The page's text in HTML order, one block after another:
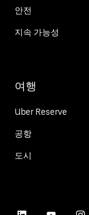
안전
지속 가능성
여행
Uber Reserve
공항
도시